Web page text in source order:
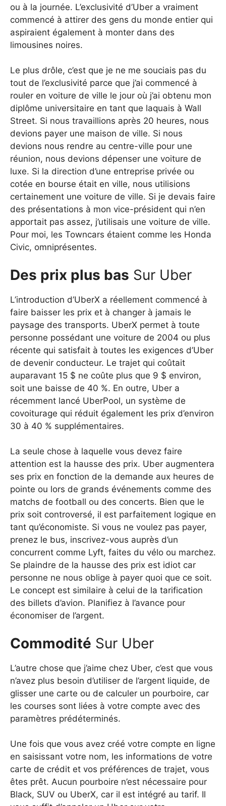
ou à la journée. L’exclusivité d’Uber a vraiment
commencé à attirer des gens du monde entier qui
aspiraient également à monter dans des
limousines noires.
Le plus drôle, c’est que je ne me souciais pas du
tout de l’exclusivité parce que j’ai commencé à
rouler en voiture de ville le jour où j’ai obtenu mon
diplôme universitaire en tant que laquais à Wall
Street. Si nous travaillions après 20 heures, nous
devions payer une maison de ville. Si nous
devions nous rendre au centre-ville pour une
réunion, nous devions dépenser une voiture de
luxe. Si la direction d’une entreprise privée ou
cotée en bourse était en ville, nous utilisions
certainement une voiture de ville. Si je devais faire
des présentations à mon vice-président qui n’en
apportait pas assez, j’utilisais une voiture de ville.
Pour moi, les Towncars étaient comme les Honda
Civic, omniprésentes.
Des prix plus bas Sur Uber
L’introduction d’UberX a réellement commencé à
faire baisser les prix et à changer à jamais le
paysage des transports. UberX permet à toute
personne possédant une voiture de 2004 ou plus
récente qui satisfait à toutes les exigences d’Uber
de devenir conducteur. Le trajet qui coûtait
auparavant 15 $ ne coûte plus que 9 $ environ,
soit une baisse de 40 %. En outre, Uber a
récemment lancé UberPool, un système de
covoiturage qui réduit également les prix d’environ
30 à 40 % supplémentaires.
La seule chose à laquelle vous devez faire
attention est la hausse des prix. Uber augmentera
ses prix en fonction de la demande aux heures de
pointe ou lors de grands événements comme des
matchs de football ou des concerts. Bien que le
prix soit controversé, il est parfaitement logique en
tant qu’économiste. Si vous ne voulez pas payer,
prenez le bus, inscrivez-vous auprès d’un
concurrent comme Lyft, faites du vélo ou marchez.
Se plaindre de la hausse des prix est idiot car
personne ne nous oblige à payer quoi que ce soit.
Le concept est similaire à celui de la tarification
des billets d’avion. Planifiez à l’avance pour
économiser de l’argent.
Commodité Sur Uber
L’autre chose que j’aime chez Uber, c’est que vous
n’avez plus besoin d’utiliser de l’argent liquide, de
glisser une carte ou de calculer un pourboire, car
les courses sont liées à votre compte avec des
paramètres prédéterminés.
Une fois que vous avez créé votre compte en ligne
en saisissant votre nom, les informations de votre
carte de crédit et vos préférences de trajet, vous
êtes prêt. Aucun pourboire n’est nécessaire pour
Black, SUV ou UberX, car il est intégré au tarif. Il